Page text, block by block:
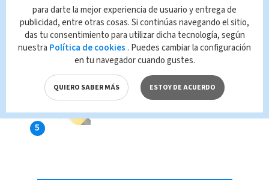
para darte la mejor experiencia de usuario y entrega de
publicidad, entre otras cosas. Si continúas navegando el sitio,
das tu consentimiento para utilizar dicha tecnología, según
nuestra Política de cookies . Puedes cambiar la configuración
en tu navegador cuando gustes.
QUIERO SABER MÁS ESTOY DE ACUERDO